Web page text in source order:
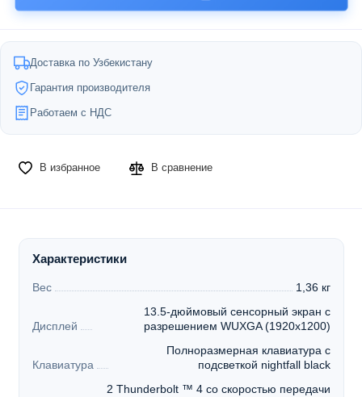
Доставка по Узбекистану
Гарантия производителя
Работаем с НДС
В избранное В сравнение
Характеристики
Вес 1,36 кг
Дисплей
13.5-дюймовый сенсорный экран с
разрешением WUXGA (1920x1200)
Клавиатура
Полноразмерная клавиатура с
подсветкой nightfall black
2 Thunderbolt ™ 4 со скоростью передачи